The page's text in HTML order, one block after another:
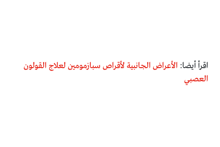
اقرأ أيضا: الأعراض الجانبية لأقراص سبازمومين لعلاج القولون
العصبي